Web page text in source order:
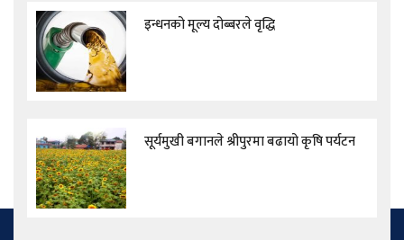
इन्धनको मूल्य दोब्बरले वृद्धि
सूर्यमुखी बगानले श्रीपुरमा बढायो कृषि पर्यटन